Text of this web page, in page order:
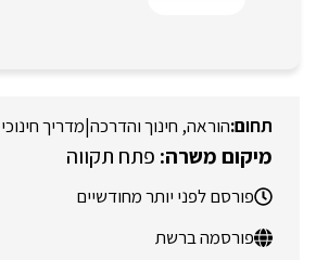
הוראה, חינוך והדרכה|מדריך
פתח תקווה
פורסם לפני יותר מחודשיים
פורסמה ברשת